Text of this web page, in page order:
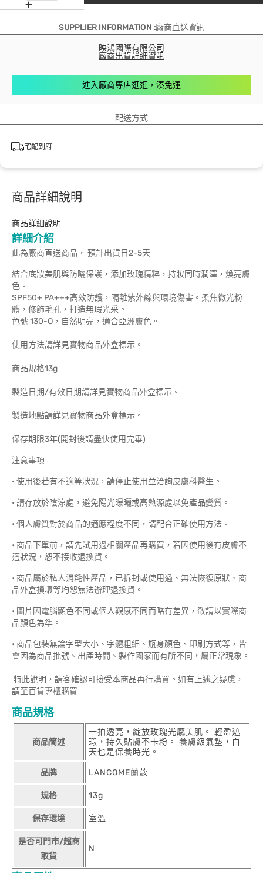
SUPPLIER INFORMATION :廠商直送資訊
映鴻國際有限公司
廠商出貨詳細資訊
進入廠商專店逛逛，湊免運
配送方式
宅配到府
商品詳細說明
商品詳細說明
詳細介紹
此為廠商直送商品， 預計出貨日2-5天
結合底妝美肌與防曬保護，添加玫瑰精粹，持妝同時潤澤，煥亮膚
色。
SPF50+ PA+++高效防護，隔離紫外線與環境傷害。柔焦微光粉
體，修飾毛孔，打造無瑕光采。
色號 130-O，自然明亮，適合亞洲膚色。
使用方法請詳見實物商品外盒標示。
商品規格13g
製造日期/有效日期請詳見實物商品外盒標示。
製造地點請詳見實物商品外盒標示。
保存期限3年(開封後請盡快使用完畢)
注意事項
• 使用後若有不適等狀況，請停止使用並洽詢皮膚科醫生。
• 請存放於陰涼處，避免陽光曝曬或高熱源處以免產品變質。
• 個人膚質對於商品的適應程度不同，請配合正確使用方法。
• 商品下單前，請先試用過相關產品再購買，若因使用後有皮膚不
適狀況，恕不接收退換貨。
• 商品屬於私人消耗性產品，已拆封或使用過、無法恢復原狀、商
品外盒損壞等均恕無法辦理退換貨。
• 圖片因電腦顯色不同或個人觀感不同而略有差異，敬請以實際商
品顏色為準。
• 商品包裝無論字型大小、字體粗細、瓶身顏色、印刷方式等，皆
會因為商品批號、出產時間、製作國家而有所不同，屬正常現象。
特此說明，請客確認可接受本商品再行購買。如有上述之疑慮，
請至百貨專櫃購買
商品規格
商品簡述
一拍透亮，綻放玫瑰光感美肌。 輕盈遮
瑕，持久貼膚不卡粉。 養膚級氣墊，白
天也是保養時光。
品牌 LANCOME蘭蔻
規格 13g
保存環境 室溫
是否可門市/超商
取貨
N